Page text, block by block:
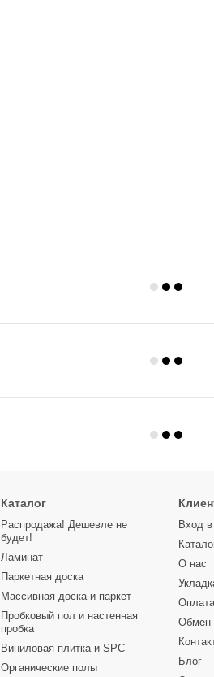
Каталог
Распродажа! Дешевле не
будет!
Ламинат
Паркетная доска
Массивная доска и паркет
Пробковый пол и настенная
пробка
Виниловая плитка и SPC
Органические полы
Вход
О нас
Обмен
Блог